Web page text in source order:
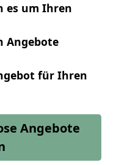
es um Ihren
Angebote
für Ihren
Angebote